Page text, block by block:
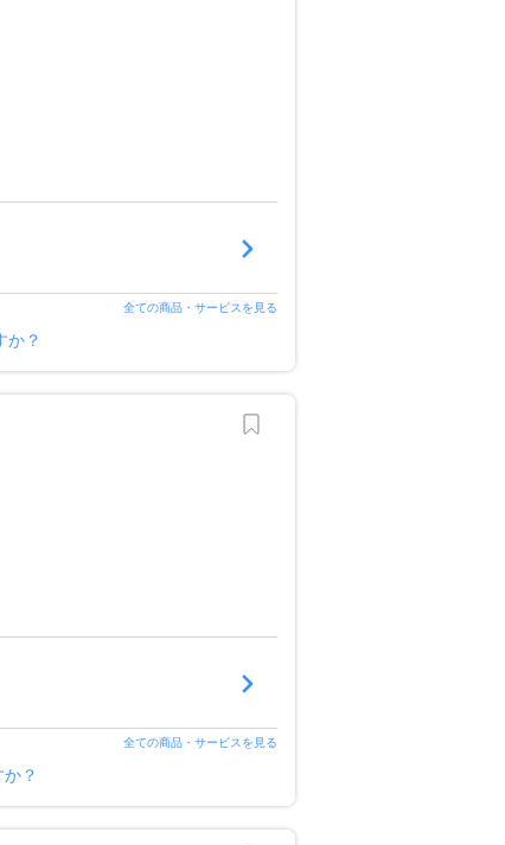
全ての商品・サービスを見る
か？
全ての商品・サービスを見る
？